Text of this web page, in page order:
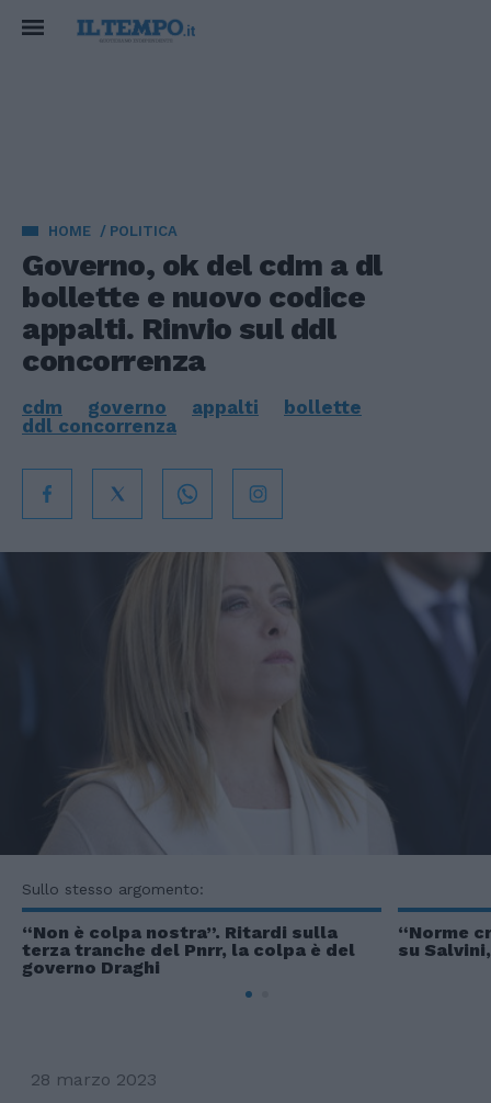
HOME POLITICA
Governo, ok del cdm a dl
bollette e nuovo codice
appalti. Rinvio sul ddl
concorrenza
cdm governo appalti
bollette
ddl concorrenza
Sullo stesso argomento:
“Non è colpa nostra”. Ritardi sulla
terza tranche del Pnrr, la colpa è del
governo Draghi
“Norme
su
28 marzo 2023